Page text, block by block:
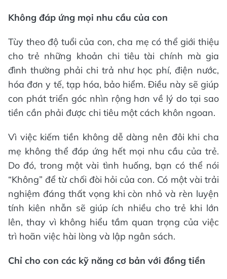
Không đáp ứng mọi nhu cầu của con
Tùy theo độ tuổi của con, cha mẹ có thể giới thiệu
cho trẻ những khoản chi tiêu tài chính mà gia
đình thường phải chi trả như học phí, điện nước,
hóa đơn y tế, tạp hóa, bảo hiểm. Điều này sẽ giúp
con phát triển góc nhìn rộng hơn về lý do tại sao
tiền cần phải được chi tiêu một cách khôn ngoan.
Vì việc kiếm tiền không dễ dàng nên đôi khi cha
mẹ không thể đáp ứng hết mọi nhu cầu của trẻ.
Do đó, trong một vài tình huống, bạn có thể nói
“Không” để từ chối đòi hỏi của con. Có một vài trải
nghiệm đáng thất vọng khi còn nhỏ và rèn luyện
tính kiên nhẫn sẽ giúp ích nhiều cho trẻ khi lớn
lên, thay vì không hiểu tầm quan trọng của việc
trì hoãn việc hài lòng và lập ngân sách.
Chỉ cho con các kỹ năng cơ bản với đồng tiền